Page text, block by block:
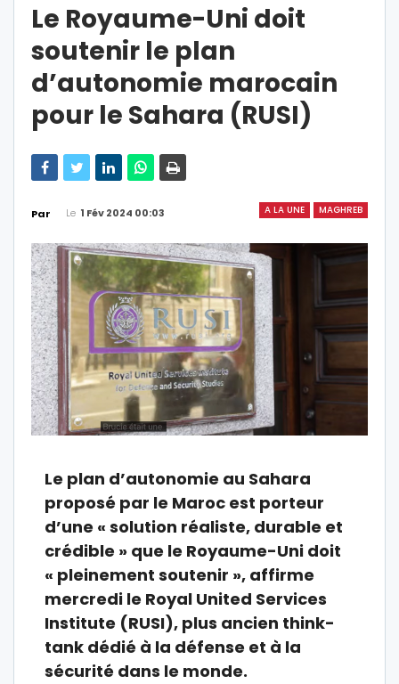
Le Royaume-Uni doit
soutenir le plan
d’autonomie marocain
pour le Sahara (RUSI)
A LA UNE MAGHREB
Par Le 1 Fév 2024 00:03
Le plan d’autonomie au Sahara
proposé par le Maroc est porteur
d’une « solution réaliste, durable et
crédible » que le Royaume-Uni doit
« pleinement soutenir », affirme
mercredi le Royal United Services
Institute (RUSI), plus ancien think-
tank dédié à la défense et à la
sécurité dans le monde.